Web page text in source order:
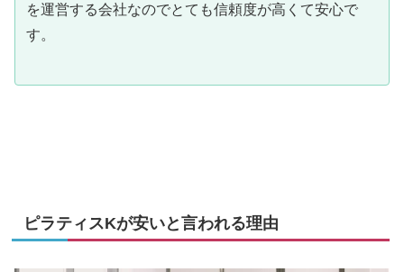
を運営する会社なのでとても信頼度が高くて安心で
す。
ピラティスKが安いと言われる理由